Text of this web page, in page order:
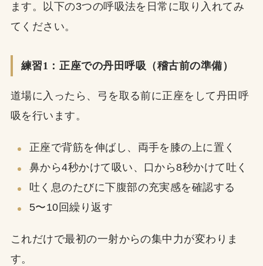
ます。以下の3つの呼吸法を日常に取り入れてみ
てください。
練習1：正座での丹田呼吸（稽古前の準備）
道場に入ったら、弓を取る前に正座をして丹田呼
吸を行います。
正座で背筋を伸ばし、両手を膝の上に置く
鼻から4秒かけて吸い、口から8秒かけて吐く
吐く息のたびに下腹部の充実感を確認する
5〜10回繰り返す
これだけで最初の一射からの集中力が変わりま
す。